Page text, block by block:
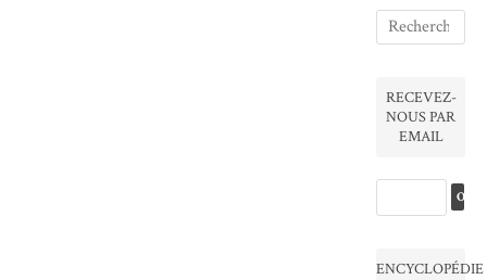
RECEVEZ-
NOUS PAR
EMAIL
ENCYCLOPÉDIE